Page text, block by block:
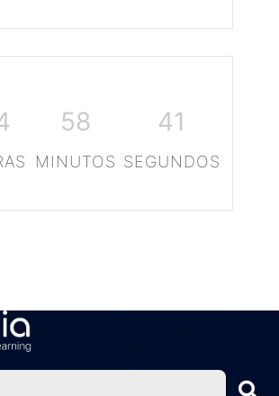
58
MINUTOS
40
SEGUNDOS